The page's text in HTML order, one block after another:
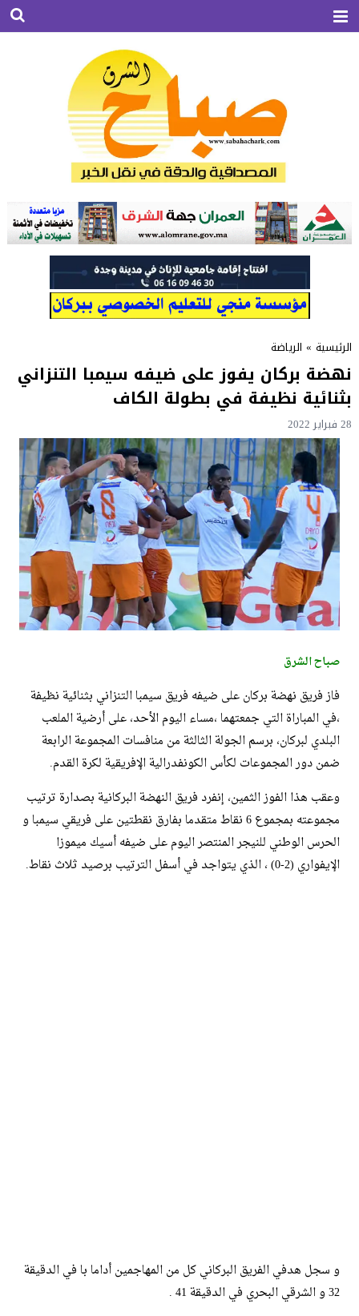
الرئيسية » الرياضة
نهضة بركان يفوز على ضيفه سيمبا التنزاني
بثنائية نظيفة في بطولة الكاف
28 فبراير 2022
صباح الشرق
فاز فريق نهضة بركان على ضيفه فريق سيمبا التنزاني بثنائية نظيفة
،في المباراة التي جمعتهما ،مساء اليوم الأحد، على أرضية الملعب
البلدي لبركان، برسم الجولة الثالثة من منافسات المجموعة الرابعة
ضمن دور المجموعات لكأس الكونفدرالية الإفريقية لكرة القدم.
وعقب هذا الفوز الثمين، إنفرد فريق النهضة البركانية بصدارة ترتيب
مجموعته بمجموع 6 نقاط متقدما بفارق نقطتين على فريقي سيمبا و
الحرس الوطني للنيجر المنتصر اليوم على ضيفه أسيك ميموزا
الإيفواري (2-0) ، الذي يتواجد في أسفل الترتيب برصيد ثلاث نقاط.
و سجل هدفي الفريق البركاني كل من المهاجمين أداما با في الدقيقة
32 و الشرقي البحري في الدقيقة 41 .